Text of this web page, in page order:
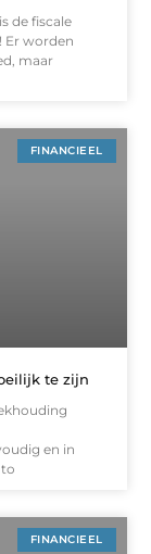
de fiscale
Er worden
maar
FINANCIEEL
te zijn
en in
FINANCIEEL